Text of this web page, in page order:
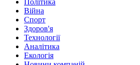
Політика
Війна
Спорт
Здоров'я
Технології
Аналітика
Екологія